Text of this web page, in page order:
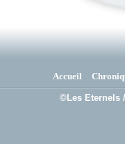
Accueil
©Les Eternels